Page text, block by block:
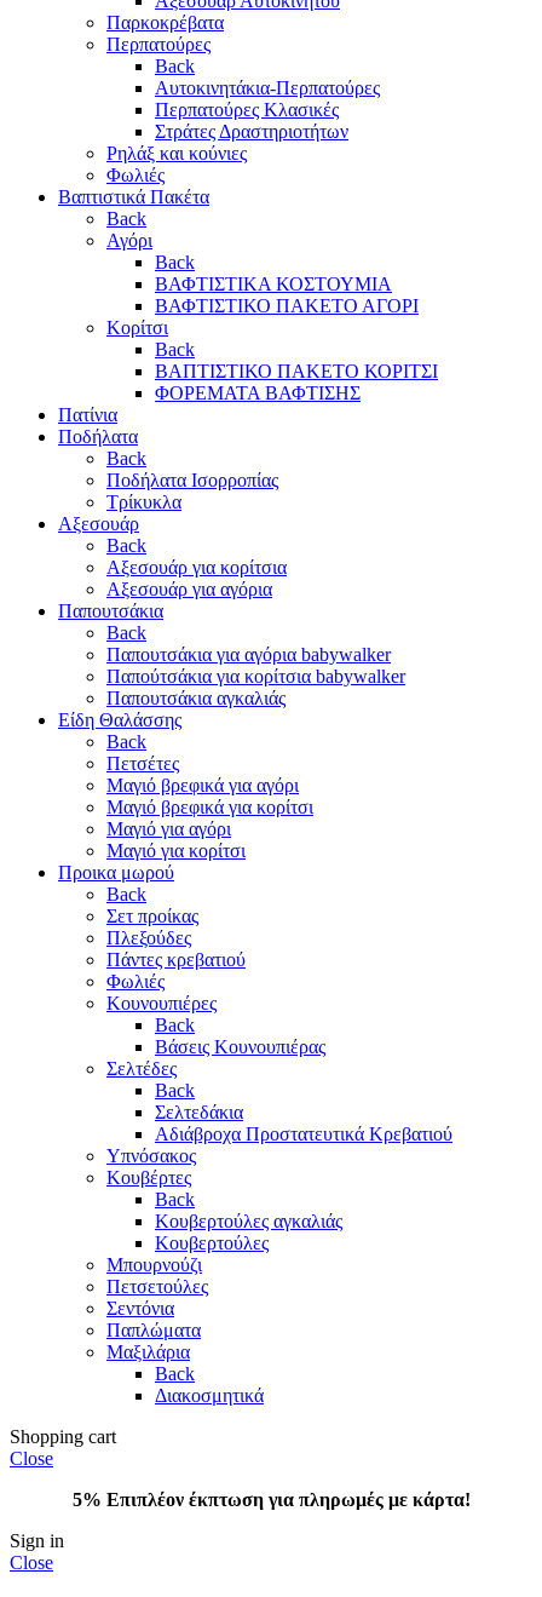
Παρκοκρέβατα
Περπατούρες
Back
Αυτοκινητάκια-Περπατούρες
Περπατούρες Κλασικές
Στράτες Δραστηριοτήτων
Ρηλάξ και κούνιες
Φωλιές
Βαπτιστικά Πακέτα
Back
Αγόρι
Back
ΒΑΦΤΙΣΤΙΚΑ ΚΟΣΤΟΥΜΙΑ
ΒΑΦΤΙΣΤΙΚΟ ΠΑΚΕΤΟ ΑΓΟΡΙ
Κορίτσι
Back
ΒΑΠΤΙΣΤΙΚΟ ΠΑΚΕΤΟ ΚΟΡΙΤΣΙ
ΦΟΡΕΜΑΤΑ ΒΑΦΤΙΣΗΣ
Πατίνια
Ποδήλατα
Back
Ποδήλατα Ισορροπίας
Τρίκυκλα
Αξεσουάρ
Back
Αξεσουάρ για κορίτσια
Αξεσουάρ για αγόρια
Παπουτσάκια
Back
Παπουτσάκια για αγόρια babywalker
Παπούτσάκια για κορίτσια babywalker
Παπουτσάκια αγκαλιάς
Είδη Θαλάσσης
Back
Πετσέτες
Μαγιό βρεφικά για αγόρι
Μαγιό βρεφικά για κορίτσι
Μαγιό για αγόρι
Μαγιό για κορίτσι
Προικα μωρού
Back
Σετ προίκας
Πλεξούδες
Πάντες κρεβατιού
Φωλιές
Κουνουπιέρες
Back
Βάσεις Κουνουπιέρας
Σελτέδες
Back
Σελτεδάκια
Αδιάβροχα Προστατευτικά Κρεβατιού
Υπνόσακος
Κουβέρτες
Back
Κουβερτούλες αγκαλιάς
Κουβερτούλες
Μπουρνούζι
Πετσετούλες
Σεντόνια
Παπλώματα
Μαξιλάρια
Back
Διακοσμητικά
Shopping cart
Close
5% Επιπλέον έκπτωση για πληρωμές με κάρτα!
Sign in
Close